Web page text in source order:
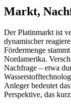
Markt,
Der Platinmarkt ist
dynamischer
Fördermenge
Nordamerika.
Nachfrage – etwa
Anleger bedeutet
Perspektive, das